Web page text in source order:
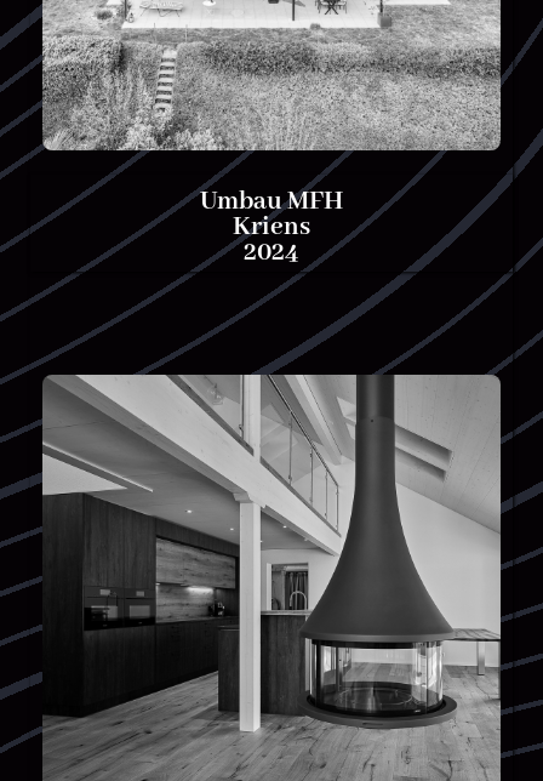
Umbau MFH
Kriens
2024